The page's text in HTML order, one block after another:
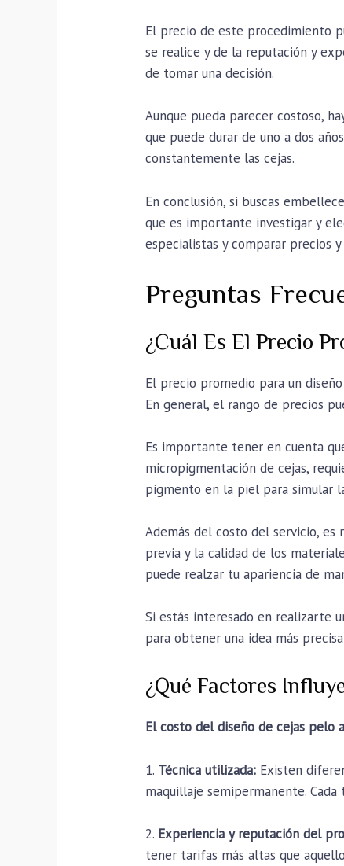
El precio de este procedimiento
se realice y de la reputación y
de tomar una decisión.
Aunque pueda parecer costoso,
que puede durar de uno a dos
constantemente las cejas.
En conclusión, si buscas
que es importante investigar y
especialistas y comparar precios
Preguntas
¿Cuál Es El Precio
El precio promedio para un
En general, el rango de precios
Es importante tener en cuenta
micropigmentación de cejas,
pigmento en la piel para simular
Además del costo del servicio,
previa y la calidad de los
puede realzar tu apariencia de
Si estás interesado en realizarte
para obtener una idea más
¿Qué Factores
El costo del diseño de cejas pelo
1. Técnica utilizada: Existen
maquillaje semipermanente.
2. Experiencia y reputación del
tener tarifas más altas que